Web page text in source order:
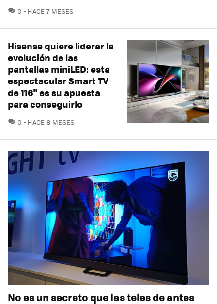
0 COMENTARIOS
HACE 7 MESES
Hisense quiere liderar la
evolución de las
pantallas miniLED: esta
espectacular Smart TV
de 116" es su apuesta
para conseguirlo
0 COMENTARIOS
HACE 8 MESES
No es un secreto que las teles de antes